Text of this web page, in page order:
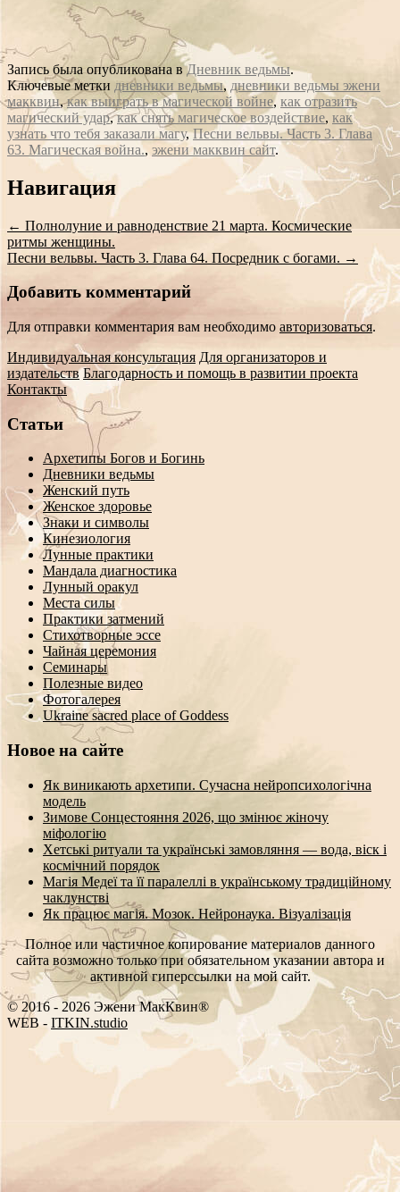
Запись была опубликована вДневник ведьмы.
Ключевые метки дневники ведьмы, дневники ведьмы эжени
макквин,как выиграть в магической войне, как отразить
магический удар,как снять магическое воздействие, как
узнать что тебя заказали магу,Песни вельвы. Часть 3. Глава
63. Магическая война., эжени макквин сайт.
Сообщение
Навигация
← Полнолуние и равноденствие 21 марта. Космические
ритмы женщины.
Песни вельвы. Часть 3. Глава 64. Посредник с богами. →
Добавить комментарий
Для отправки комментария вам необходимо авторизоваться.
Индивидуальная консультация Для организаторов и
издательств Благодарность и помощь в развитии проекта
Контакты
Статьи
Архетипы Богов и Богинь
Дневники ведьмы
Женский путь
Женское здоровье
Знаки и символы
Кинезиология
Лунные практики
Мандала диагностика
Лунный оракул
Места силы
Практики затмений
Стихотворные эссе
Чайная церемония
Семинары
Полезные видео
Фотогалерея
Ukraine sacred place of Goddess
Новое на сайте
Як виникають архетипи. Сучасна нейропсихологічна
модель
Зимове Сонцестояння 2026, що змінює жіночу
міфологію
Хетські ритуали та українські замовляння — вода, віск і
космічний порядок
Магія Медеї та її паралеллі в українському традиційному
чаклунстві
Як працює магія. Мозок. Нейронаука. Візуалізація
Полное или частичное копирование материалов данного
сайта возможно только при обязательном указании автора и
активной гиперссылки на мой сайт.
© 2016 - 2026 Эжени МакКвин®
WEB - ITKIN.studio